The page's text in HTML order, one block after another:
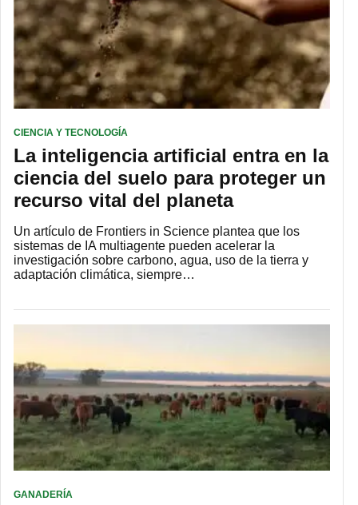
CIENCIA Y TECNOLOGÍA
La inteligencia artificial entra en la
ciencia del suelo para proteger un
recurso vital del planeta
Un artículo de Frontiers in Science plantea que los
sistemas de IA multiagente pueden acelerar la
investigación sobre carbono, agua, uso de la tierra y
adaptación climática, siempre…
GANADERÍA